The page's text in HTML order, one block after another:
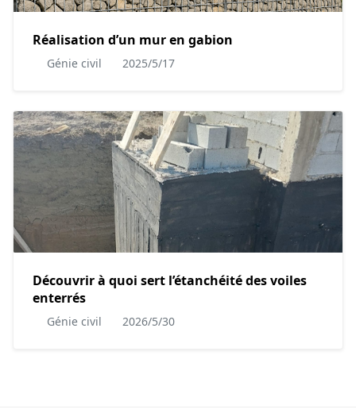
Réalisation d’un mur en gabion
Génie civil 2025/5/17
Découvrir à quoi sert l’étanchéité des voiles
enterrés
Génie civil 2026/5/30